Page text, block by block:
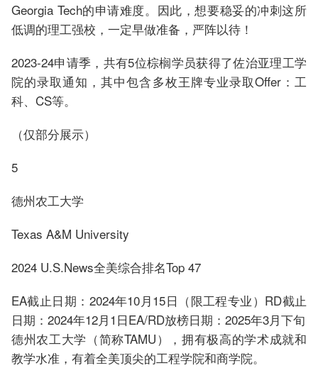
Georgia Tech的申请难度。因此，想要稳妥的冲刺这所
低调的理工强校，一定早做准备，严阵以待！
2023-24申请季，共有5位棕榈学员获得了佐治亚理工学
院的录取通知，其中包含多枚王牌专业录取Offer：工
科、CS等。
（仅部分展示）
5
德州农工大学
Texas A&M University
2024 U.S.News全美综合排名Top 47
EA截止日期：2024年10月15日（限工程专业）RD截止
日期：2024年12月1日EA/RD放榜日期：2025年3月下旬
德州农工大学（简称TAMU），拥有极高的学术成就和
教学水准，有着全美顶尖的工程学院和商学院。